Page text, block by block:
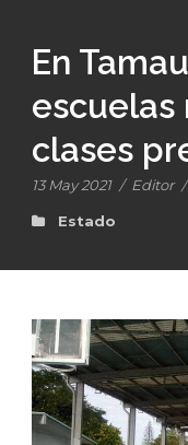
En
escuelas
clases
13 May 2021 / Editor /
Estado